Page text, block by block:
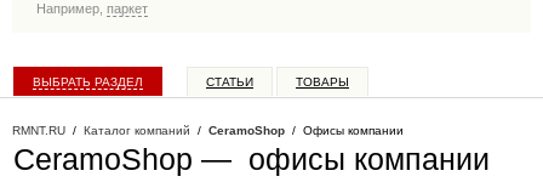
Например, паркет
ВЫБРАТЬ РАЗДЕЛ СТАТЬИ ТОВАРЫ
RMNT.RU / Каталог компаний / CeramoShop / Офисы компании
CeramoShop — офисы компании